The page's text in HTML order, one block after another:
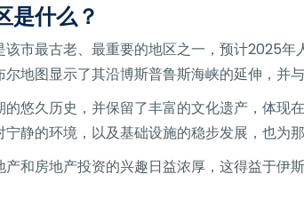
是什么？
市最古老、最重要的地区之一，预计2025
地图显示了其沿博斯普鲁斯海峡的延伸，并与
悠久历史，并保留了丰富的文化遗产，体
静的环境，以及基础设施的稳步发展，也​​为
和房地产投资的兴趣日益浓厚，这得益于伊